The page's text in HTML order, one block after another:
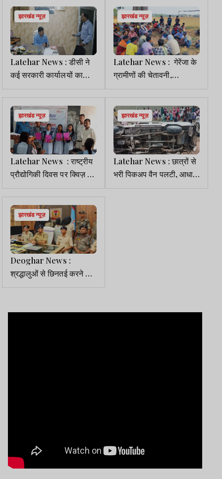
झारखंड न्यूज़
Latehar News : डीसी ने
कई सरकारी कार्यालयों का
किया औचक निरीक्षण, दिए कई
निर्देश
झारखंड न्यूज़
Latehar News : गेरेंजा के
ग्रामीणों की चेतावनी,
जनसुनवाई रद्द नहीं हुई तो 25
से करेंगे चक्‍का जाम
झारखंड न्यूज़
Latehar News : राष्ट्रीय
प्रौद्योगिकी दिवस पर क्विज़ व
निबंध प्रतियोगिता आयोजित
झारखंड न्यूज़
Latehar News : छात्रों से
भरी पिकअप वैन पलटी, आधा
दर्जन घायल, 2 MMCH रेफर
झारखंड न्यूज़
Deoghar News :
श्रद्धालुओं से छिनतई करने वाले
गिरोह का पर्दाफाश, 4 गिरफ्तार